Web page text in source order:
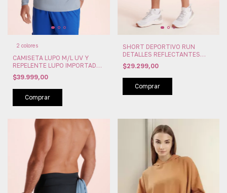
2 colores
CAMISETA LUPO M/L UV Y
REPELENTE LUPO IMPORTADAS
(LU77031-002)
$39.999,00
Comprar
SHORT DEPORTIVO RUN
DETALLES REFLECTANTES
LUPO IMPORTADO (LU76348-
002)
$29.299,00
Comprar